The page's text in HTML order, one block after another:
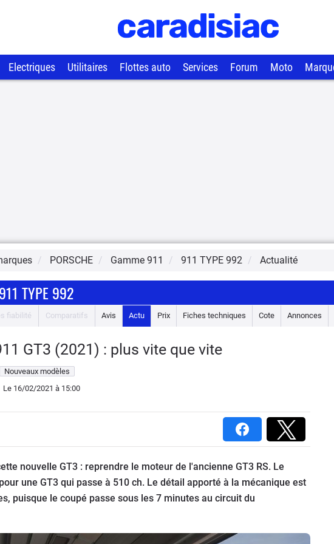
Electriques Utilitaires Flottes auto Services Forum Moto
PORSCHE Gamme 911 911 TYPE 992 Actualité
TYPE 992
fiabilité Comparatifs Avis Actu Prix Fiches techniques Cote Annonces
GT3 (2021) : plus vite que vite
Nouveaux modèles
Le 16/02/2021 à 15:00
nouvelle GT3 : reprendre le moteur de l'ancienne GT3 RS. Le
une GT3 qui passe à 510 ch. Le détail apporté à la mécanique est
puisque le coupé passe sous les 7 minutes au circuit du